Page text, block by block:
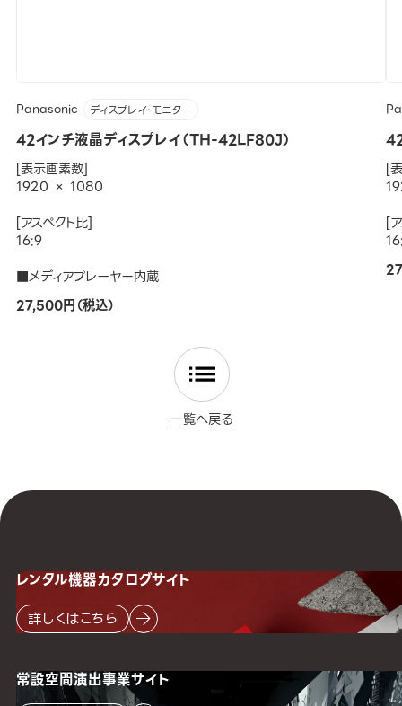
Panasonic ディスプレイ・モニター
42インチ液晶ディスプレイ（TH-42LF80J）
[表示画素数]
1920 × 1080
[アスペクト比]
16:9
■メディアプレーヤー内蔵
27,500円（税込）
[
[
一覧へ戻る
レンタル機器カタログサイト
詳しくはこちら
常設空間演出事業サイト